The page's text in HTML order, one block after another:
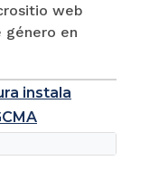
web
género en
instala